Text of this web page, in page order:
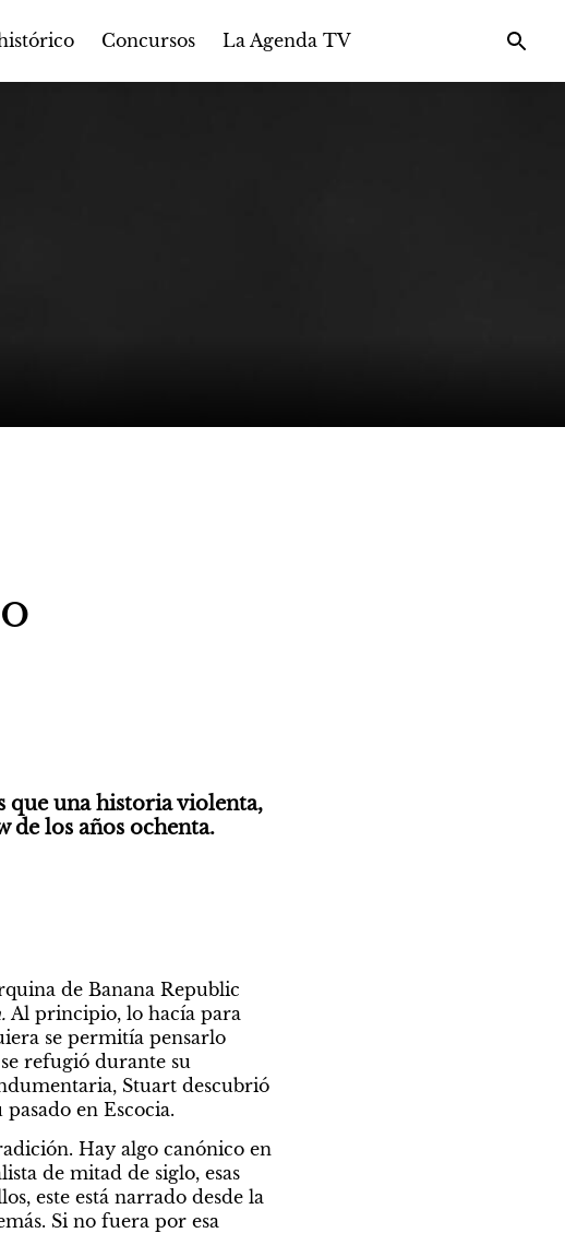
Concursos La Agenda TV
que una historia violenta,
de los años ochenta.
de Banana Republic
Al principio, lo hacía para
se permitía pensarlo
refugió durante su
Stuart descubrió
en Escocia.
Hay algo canónico en
de mitad de siglo, esas
este está narrado desde la
Si no fuera por esa